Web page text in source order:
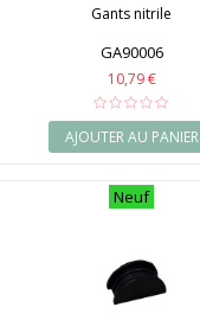
Gants nitrile
GA90006
10,79 €
AJOUTER AU PANIER
Neuf